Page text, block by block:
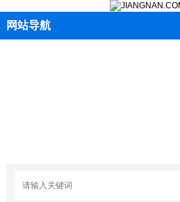
网站导航